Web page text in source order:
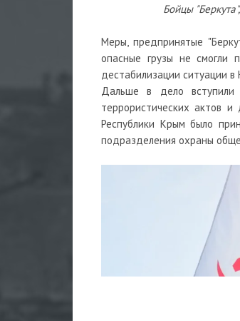
Бойцы
Меры, предпринятые
опасные грузы не смогли
дестабилизации ситуации в
Дальше в дело вступили
террористических актов
Республики Крым было
подразделения охраны